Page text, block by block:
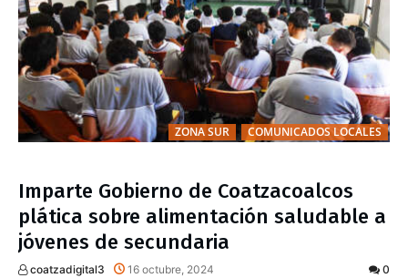
ZONA SUR COMUNICADOS LOCALES
Imparte Gobierno de Coatzacoalcos
plática sobre alimentación saludable a
jóvenes de secundaria
coatzadigital3 16 octubre, 2024 0